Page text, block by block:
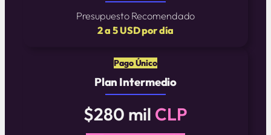
Presupuesto Recomendado
2 a 5 USD por día
Pago Único
Plan Intermedio
$280 mil CLP